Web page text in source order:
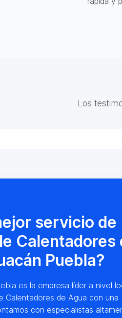
Los
servicio de
Calentadores
Puebla?
es la empresa líder a nivel
Calentadores de Agua con una
con especialistas